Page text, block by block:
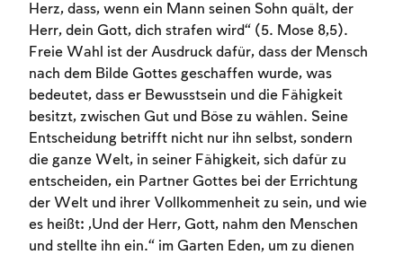
Herz, dass, wenn ein Mann seinen Sohn quält, der
Herr, dein Gott, dich strafen wird“ (5. Mose 8,5).
Freie Wahl ist der Ausdruck dafür, dass der Mensch
nach dem Bilde Gottes geschaffen wurde, was
bedeutet, dass er Bewusstsein und die Fähigkeit
besitzt, zwischen Gut und Böse zu wählen. Seine
Entscheidung betrifft nicht nur ihn selbst, sondern
die ganze Welt, in seiner Fähigkeit, sich dafür zu
entscheiden, ein Partner Gottes bei der Errichtung
der Welt und ihrer Vollkommenheit zu sein, und wie
es heißt: „Und der Herr, Gott, nahm den Menschen
und stellte ihn ein.“ im Garten Eden, um zu dienen